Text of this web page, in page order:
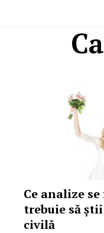
Ce analize
trebuie să
civilă